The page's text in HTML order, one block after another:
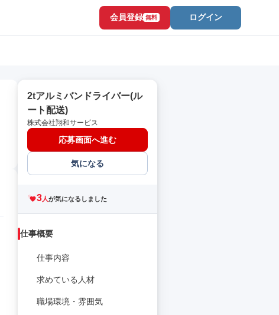
会員登録 無料 ログイン
2tアルミバンドライバー(ル
ート配送)
株式会社翔和サービス
応募画面へ進む
気になる
3人が気になるしました
仕事概要
仕事内容
求めている人材
職場環境・雰囲気